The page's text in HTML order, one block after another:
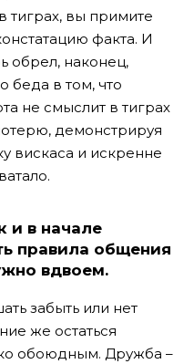
тиграх, вы примите
факта. И
обрел, наконец,
беда в том, что
не смыслит в тиграх
демонстрируя
вискаса и искренне
и в начале
правила общения
вдвоем.
забыть или нет
же остаться
обоюдным. Дружба –